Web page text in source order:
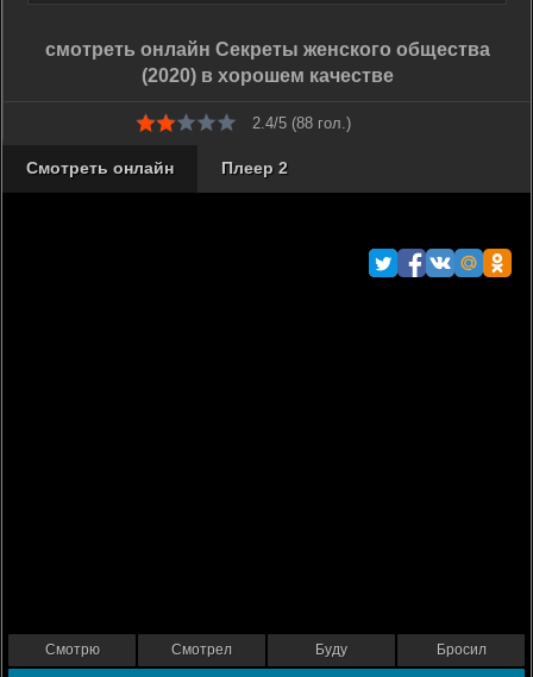
смотреть онлайн Секреты женского общества
(2020) в хорошем качестве
2.4/5 (88 гол.)
Смотреть онлайн Плеер 2
Смотрю Смотрел Буду Бросил